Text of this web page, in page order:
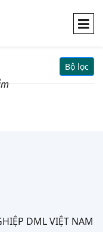
Bộ lọc
DML VIỆT NAM